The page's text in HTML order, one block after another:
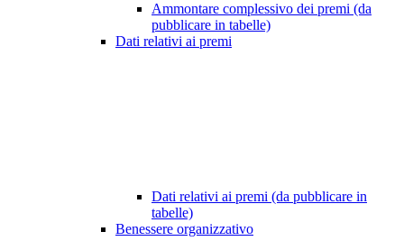
Ammontare complessivo dei premi (da
pubblicare in tabelle)
Dati relativi ai premi
Dati relativi ai premi (da pubblicare in
tabelle)
Benessere organizzativo